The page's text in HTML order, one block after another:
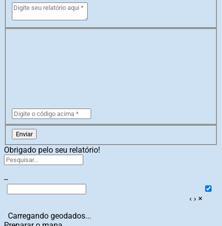
Enviar
Obrigado pelo seu relatório!
--
‹ › ×
Carregando geodados...